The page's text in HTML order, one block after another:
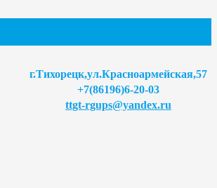
г.Тихорецк,ул.Красноармейская,57
+7(86196)6-20-03
ttgt-rgups@yandex.ru